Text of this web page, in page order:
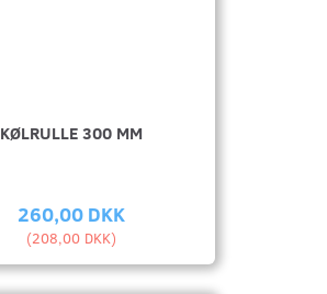
KØLRULLE 300 MM
260,00 DKK
(208,00 DKK)